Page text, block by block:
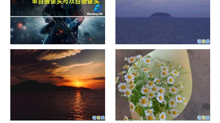
单目摄像头与双目摄像头
晚安励志语录带图片 晚安心语
励志鸡汤